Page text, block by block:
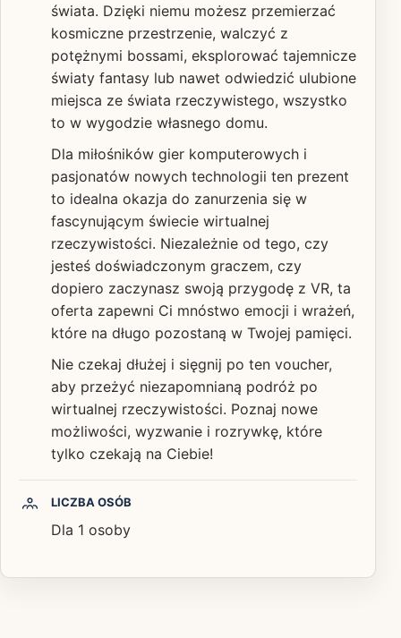
świata. Dzięki niemu możesz przemierzać
kosmiczne przestrzenie, walczyć z
potężnymi bossami, eksplorować tajemnicze
światy fantasy lub nawet odwiedzić ulubione
miejsca ze świata rzeczywistego, wszystko
to w wygodzie własnego domu.
Dla miłośników gier komputerowych i
pasjonatów nowych technologii ten prezent
to idealna okazja do zanurzenia się w
fascynującym świecie wirtualnej
rzeczywistości. Niezależnie od tego, czy
jesteś doświadczonym graczem, czy
dopiero zaczynasz swoją przygodę z VR, ta
oferta zapewni Ci mnóstwo emocji i wrażeń,
które na długo pozostaną w Twojej pamięci.
Nie czekaj dłużej i sięgnij po ten voucher,
aby przeżyć niezapomnianą podróż po
wirtualnej rzeczywistości. Poznaj nowe
możliwości, wyzwanie i rozrywkę, które
tylko czekają na Ciebie!
LICZBA OSÓB
Dla 1 osoby